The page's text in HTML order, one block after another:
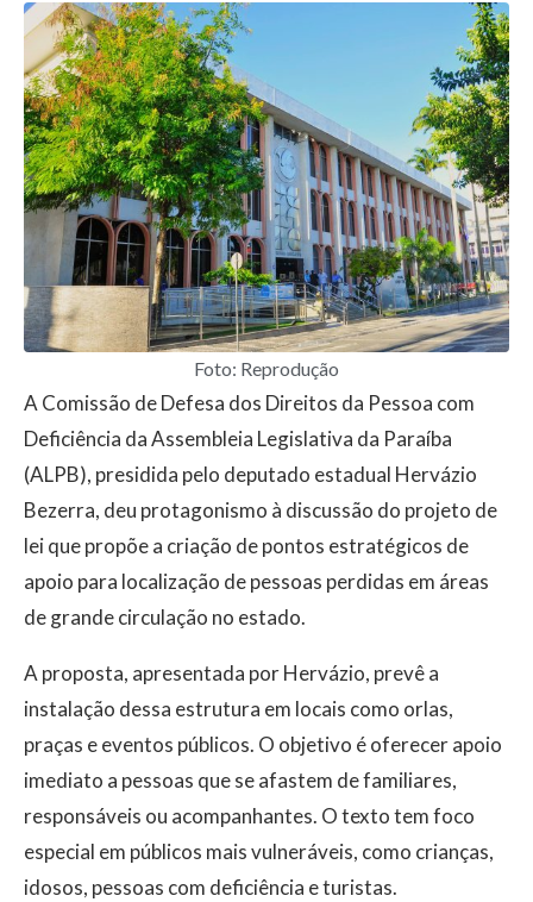
Foto: Reprodução
A Comissão de Defesa dos Direitos da Pessoa com
Deficiência da Assembleia Legislativa da Paraíba
(ALPB), presidida pelo deputado estadual Hervázio
Bezerra, deu protagonismo à discussão do projeto de
lei que propõe a criação de pontos estratégicos de
apoio para localização de pessoas perdidas em áreas
de grande circulação no estado.
A proposta, apresentada por Hervázio, prevê a
instalação dessa estrutura em locais como orlas,
praças e eventos públicos. O objetivo é oferecer apoio
imediato a pessoas que se afastem de familiares,
responsáveis ou acompanhantes. O texto tem foco
especial em públicos mais vulneráveis, como crianças,
idosos, pessoas com deficiência e turistas.